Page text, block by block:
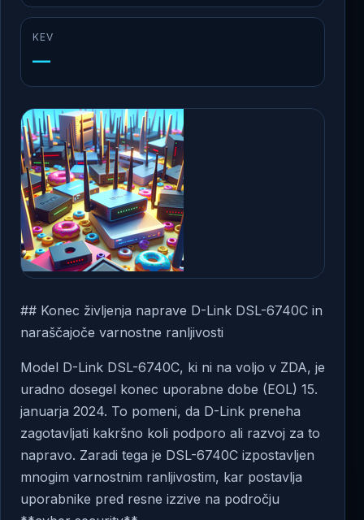
KEV
—
## Konec življenja naprave D-Link DSL-6740C in
naraščajoče varnostne ranljivosti
Model D-Link DSL-6740C, ki ni na voljo v ZDA, je
uradno dosegel konec uporabne dobe (EOL) 15.
januarja 2024. To pomeni, da D-Link preneha
zagotavljati kakršno koli podporo ali razvoj za to
napravo. Zaradi tega je DSL-6740C izpostavljen
mnogim varnostnim ranljivostim, kar postavlja
uporabnike pred resne izzive na področju